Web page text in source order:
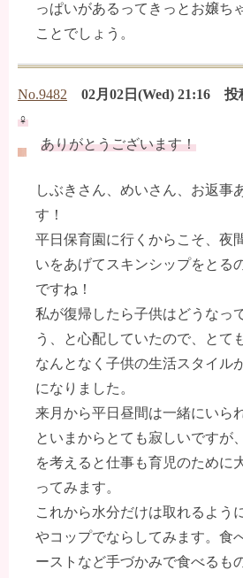
っぱいがあるってきっとお嬢ち
ことでしょう。
No.9482 02月02日(Wed) 21:16 投
♀
ありがとうございます！
しぶきさん、めいさん、お返事
す！
平日保育園に行くからこそ、夜
いをあげてスキンシップをとる
ですね！
私が復帰したら子供はどうなっ
う、と心配していたので、とて
なんとなく子供の生活スタイル
になりました。
来月から平日昼間は一緒にいら
といまからとても寂しいですが
を考えると仕事も育児のために
ってみます。
これから水分だけは取れるよう
やコップでならしてみます。食
ーストなど手づかみで食べるも